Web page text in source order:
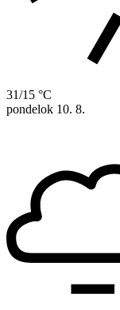
31/15 °C
pondelok 10. 8.